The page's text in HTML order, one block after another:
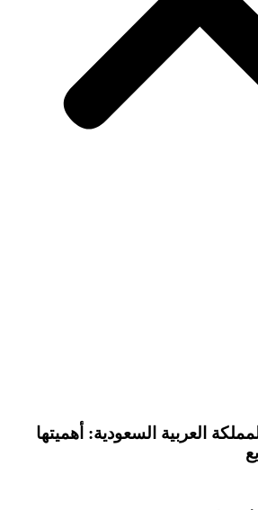
العربية السعودية: أهميتها